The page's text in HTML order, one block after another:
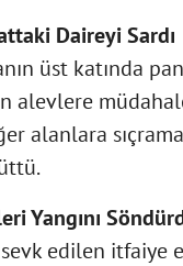
Daireyi Sardı
üst katında
alevlere
alanlara
Yangını
edilen itfaiye